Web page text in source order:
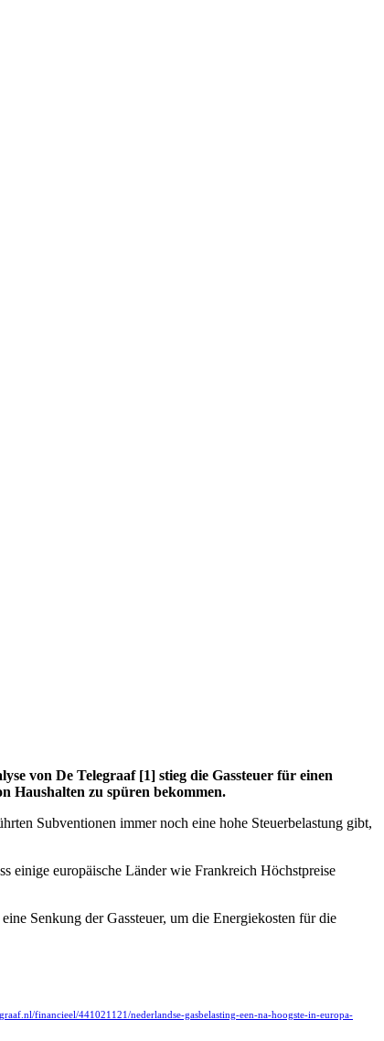
von De Telegraaf [1] stieg die Gassteuer für einen
Haushalten zu spüren bekommen.
Subventionen immer noch eine hohe Steuerbelastung gibt,
einige europäische Länder wie Frankreich Höchstpreise
Senkung der Gassteuer, um die Energiekosten für die
financieel/441021121/nederlandse-gasbelasting-een-na-hoogste-in-europa-